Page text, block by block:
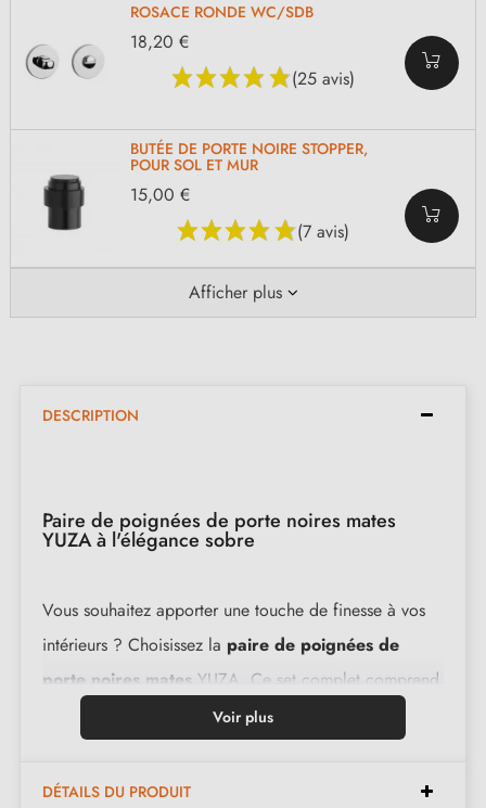
ROSACE RONDE WC/SDB
(25 avis)
18,20 €
BUTÉE DE PORTE NOIRE STOPPER,
POUR SOL ET MUR
(7 avis)
15,00 €
Afficher plus
DESCRIPTION
Paire de poignées de porte noires mates
YUZA à l'élégance sobre
Vous souhaitez apporter une touche de finesse à vos
intérieurs ? Choisissez la paire de poignées de
porte noires mates YUZA. Ce set complet comprend
deux béquilles élégantes, parfaites pour les portes
Voir plus
DÉTAILS DU PRODUIT